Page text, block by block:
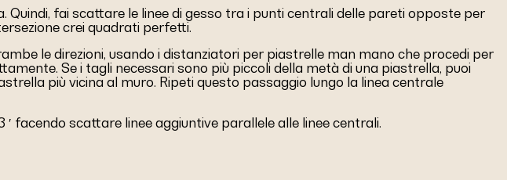
fai scattare le linee di gesso tra i punti centrali delle pareti opposte per
crei quadrati perfetti.
le direzioni, usando i distanziatori per piastrelle man mano che procedi per
Se i tagli necessari sono più piccoli della metà di una piastrella, puoi
più vicina al muro. Ripeti questo passaggio lungo la linea centrale
′ facendo scattare linee aggiuntive parallele alle linee centrali.